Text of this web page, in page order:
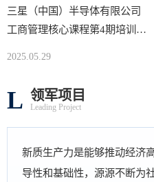
三星（中国）半导体有限公司
工商管理核心课程第4期培训班
2025.05.29
L 领军项目
Leading Project
新质生产力是能够推动经济
导性和基础性，源源不断为